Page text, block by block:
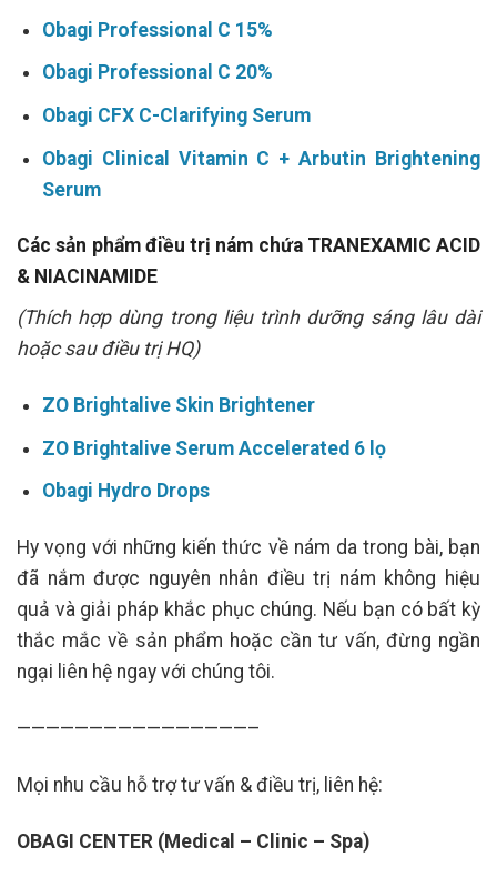
Obagi Professional C 15%
Obagi Professional C 20%
Obagi CFX C-Clarifying Serum
Obagi Clinical Vitamin C + Arbutin Brightening
Serum
Các sản phẩm điều trị nám chứa TRANEXAMIC ACID
& NIACINAMIDE
(Thích hợp dùng trong liệu trình dưỡng sáng lâu dài
hoặc sau điều trị HQ)
ZO Brightalive Skin Brightener
ZO Brightalive Serum Accelerated 6 lọ
Obagi Hydro Drops
Hy vọng với những kiến thức về nám da trong bài, bạn
đã nắm được nguyên nhân điều trị nám không hiệu
quả và giải pháp khắc phục chúng. Nếu bạn có bất kỳ
thắc mắc về sản phẩm hoặc cần tư vấn, đừng ngần
ngại liên hệ ngay với chúng tôi.
————————————————–
Mọi nhu cầu hỗ trợ tư vấn & điều trị, liên hệ:
OBAGI CENTER (Medical – Clinic – Spa)